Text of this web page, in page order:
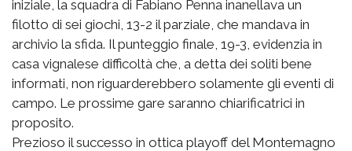
iniziale, la squadra di Fabiano Penna inanellava un
filotto di sei giochi, 13-2 il parziale, che mandava in
archivio la sfida. Il punteggio finale, 19-3, evidenzia in
casa vignalese difficoltà che, a detta dei soliti bene
informati, non riguarderebbero solamente gli eventi di
campo. Le prossime gare saranno chiarificatrici in
proposito.
Prezioso il successo in ottica playoff del Montemagno